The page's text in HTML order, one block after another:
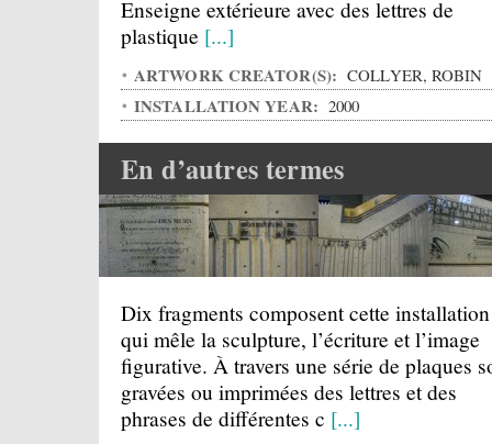
Enseigne extérieure avec des lettres de
plastique [...]
ARTWORK CREATOR(S): COLLYER, ROBIN
INSTALLATION YEAR: 2000
En d’autres termes
Dix fragments composent cette installation
qui mêle la sculpture, l’écriture et l’image
figurative. À travers une série de plaques
gravées ou imprimées des lettres et des
phrases de différentes c [...]